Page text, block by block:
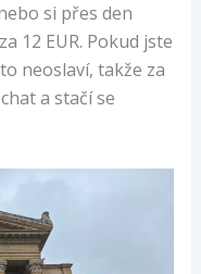
si přes den
12 EUR. Pokud jste
neoslaví, takže za
a stačí se